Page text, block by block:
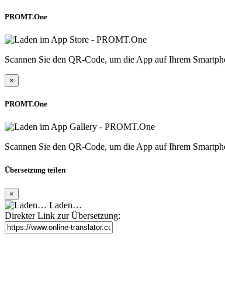
PROMT.One
Scannen Sie den QR-Code, um die App auf Ihrem
×
PROMT.One
Scannen Sie den QR-Code, um die App auf Ihrem
Übersetzung teilen
×
Laden…
Direkter Link zur Übersetzung: